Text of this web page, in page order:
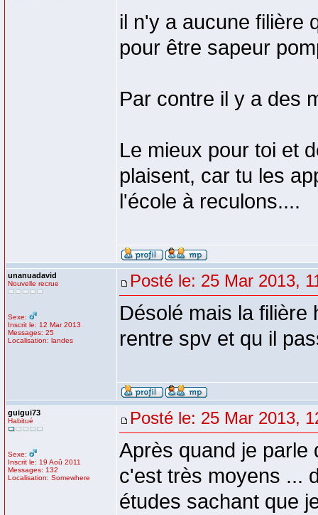
il n'y a aucune filière
pour être sapeur
Par contre il y a des
Le mieux pour toi et
plaisent, car tu les
l'école à reculons....
unanuadavid
Nouvelle recrue
Sexe:
Inscrit le: 12 Mar 2013
Messages: 25
Localisation: landes
Posté le: 25 Mar 2013,
Désolé mais la filière
rentre spv et qu il
guigui73
Habitué
Sexe:
Inscrit le: 19 Aoû 2011
Messages: 132
Localisation: Somewhere
Posté le: 25 Mar 2013,
Après quand je parle
c'est très moyens ...
études sachant que